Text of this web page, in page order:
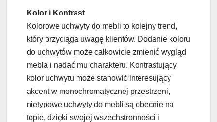
Kolor i Kontrast
Kolorowe uchwyty do mebli to kolejny trend,
który przyciąga uwagę klientów. Dodanie koloru
do uchwytów może całkowicie zmienić wygląd
mebla i nadać mu charakteru. Kontrastujący
kolor uchwytu może stanowić interesujący
akcent w monochromatycznej przestrzeni,
nietypowe uchwyty do mebli są obecnie na
topie, dzięki swojej wszechstronności i